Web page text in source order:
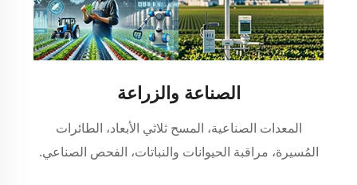
الصناعة والزراعة
المعدات الصناعية، المسح ثلاثي الأبعاد، الطائرات
المُسيرة، مراقبة الحيوانات والنباتات، الفحص الصناعي.